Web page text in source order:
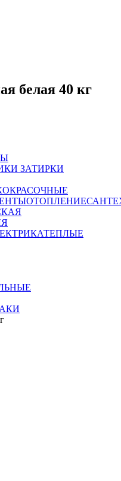
белая 40 кг
ЗАТИРКИ
ОТОПЛЕНИЕ
ТЕПЛЫЕ